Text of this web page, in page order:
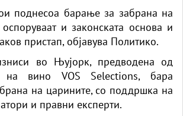
поднесоа барање за забрана на
и законската основа и
пристап, објавува Политико.
во Њујорк, предводена од
на вино VOS Selections, бара
на царините, со поддршка на
и правни експерти.